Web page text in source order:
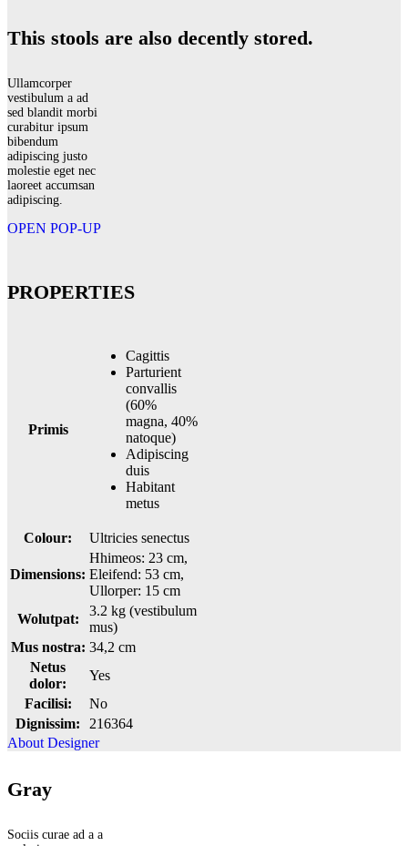
This stools are also decently stored.
Ullamcorper
vestibulum a ad
sed blandit morbi
curabitur ipsum
bibendum
adipiscing justo
molestie eget nec
laoreet accumsan
adipiscing.
OPEN POP-UP
PROPERTIES
Primis
Cagittis
Parturient
convallis
(60%
magna, 40%
natoque)
Adipiscing
duis
Habitant
metus
Colour: Ultricies senectus
Dimensions:
Hhimeos: 23 cm,
Eleifend: 53 cm,
Ullorper: 15 cm
Wolutpat:
3.2 kg (vestibulum
mus)
Mus nostra: 34,2 cm
Netus
dolor:
Yes
Facilisi:
No
Dignissim:
216364
About Designer
Gray
Sociis curae ad a a